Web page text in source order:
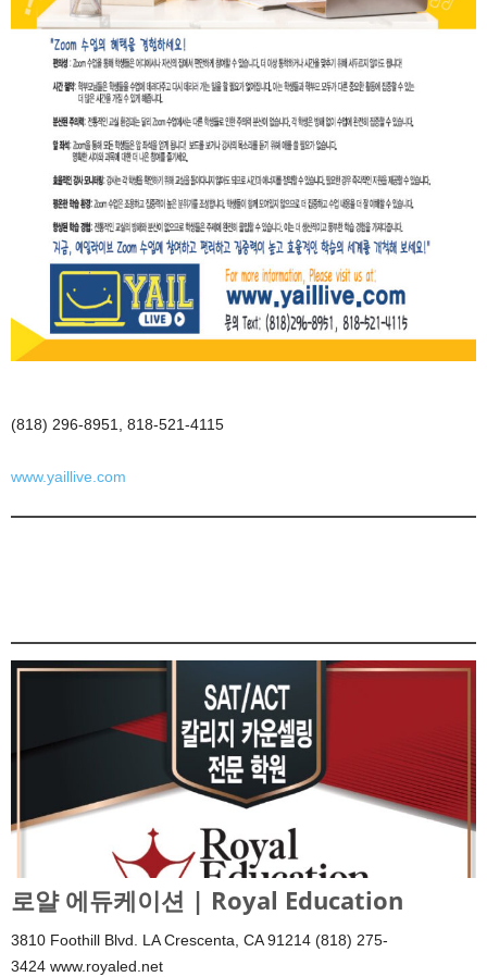
(818) 296-8951, 818-521-4115
www.yaillive.com
로얄 에듀케이션 | Royal Education
3810 Foothill Blvd. LA Crescenta, CA 91214 (818) 275-
3424 www.royaled.net